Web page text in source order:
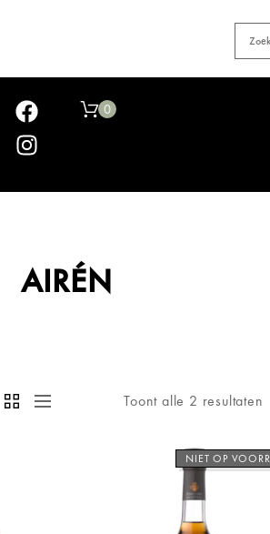
0
AIRÉN
Toont alle 2 resultaten
NIET OP